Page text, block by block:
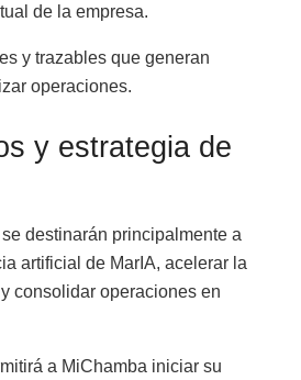
de la empresa.
y trazables que generan
operaciones.
y estrategia de
destinarán principalmente a
artificial de MarIA, acelerar la
consolidar operaciones en
a MiChamba iniciar su